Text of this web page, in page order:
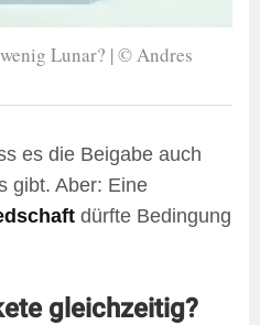
Lunar? | © Andres
es die Beigabe auch
gibt. Aber: Eine
dürfte Bedingung
gleichzeitig?